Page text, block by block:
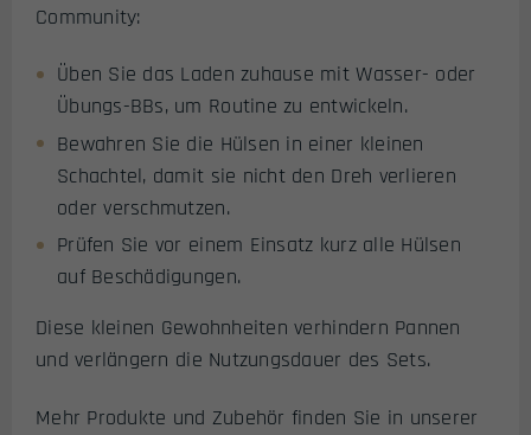
Community:
Üben Sie das Laden zuhause mit Wasser- oder
Übungs-BBs, um Routine zu entwickeln.
Bewahren Sie die Hülsen in einer kleinen
Schachtel, damit sie nicht den Dreh verlieren
oder verschmutzen.
Prüfen Sie vor einem Einsatz kurz alle Hülsen
auf Beschädigungen.
Diese kleinen Gewohnheiten verhindern Pannen
und verlängern die Nutzungsdauer des Sets.
Mehr Produkte und Zubehör finden Sie in unserer